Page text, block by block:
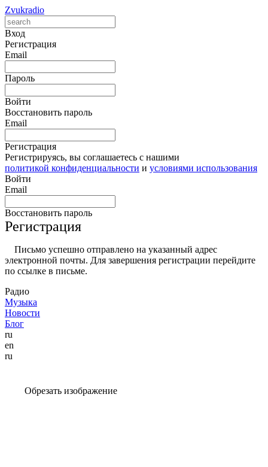
Zvukradio
Вход
Регистрация
Email
Пароль
Войти
Восстановить пароль
Email
Регистрация
Регистрируясь, вы соглашаетесь с нашими
политикой конфиденциальности и условиями использования
Войти
Email
Восстановить пароль
Регистрация
Письмо успешно отправлено на указанный адрес
электронной почты. Для завершения регистрации перейдите
по ссылке в письме.
Радио
Музыка
Новости
Блог
ru
en
ru
Обрезать изображение